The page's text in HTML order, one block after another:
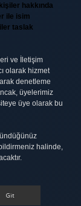
hakkında
ile isim
taslak
ve İletişim
olarak hizmet
denetleme
üyelerimiz
üye olarak bu
halinde,